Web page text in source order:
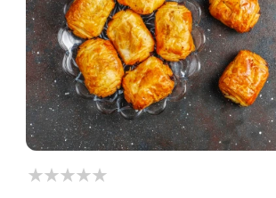


